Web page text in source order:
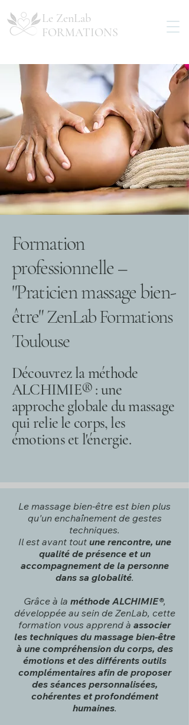
Le ZenLab
FORMATIONS
Formation
professionnelle –
"Praticien massage bien-
être"ZenLab Formations
Toulouse
Découvrez la méthode
ALCHIMIE® : une
approche globale du massage
qui relie le corps, les
émotions et l'énergie.
Le massage bien-être est bien plus
qu'un enchaînement de gestes
techniques.
Il est avant tout une rencontre, une
qualité de présence et un
accompagnement de la personne
dans sa globalité.
Grâce à la méthode ALCHIMIE®,
développée au sein de ZenLab, cette
formation vous apprend à associer
les techniques du massage bien-être
à une compréhension du corps, des
émotions et des différents outils
complémentaires afin de proposer
des séances personnalisées,
cohérentes et profondément
humaines.